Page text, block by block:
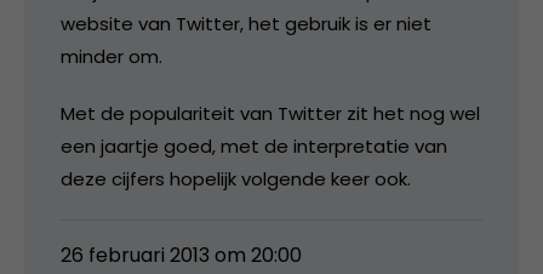
website van Twitter, het gebruik is er niet
minder om.
Met de populariteit van Twitter zit het nog wel
een jaartje goed, met de interpretatie van
deze cijfers hopelijk volgende keer ook.
26 februari 2013 om 20:00